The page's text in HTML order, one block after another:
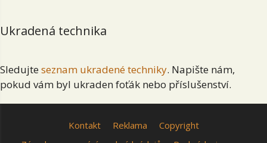
Ukradená technika
Sledujte seznam ukradené techniky. Napište nám,
pokud vám byl ukraden foťák nebo příslušenství.
Kontakt Reklama
Copyright